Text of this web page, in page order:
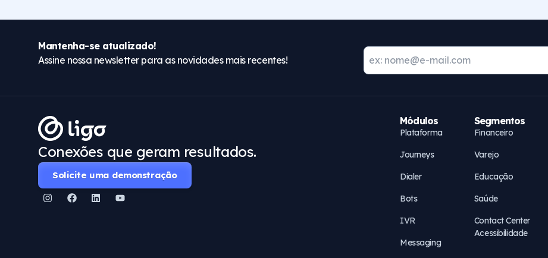
Mantenha-se atualizado!
Assine nossa newsletter para as novidades mais recentes!
Conexões que geram resultados.
Solicite uma demonstração
Módulos
Plataforma
Journeys
Dialer
Bots
IVR
Messaging
Segmentos
Financeiro
Varejo
Educação
Saúde
Contact Center
Acessibilidade